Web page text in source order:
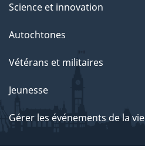
Science et innovation
Autochtones
Vétérans et militaires
Jeunesse
Gérer les événements de la vie